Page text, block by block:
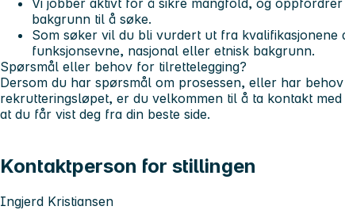
Vi jobber aktivt for å sikre mangfold, og
bakgrunn til å søke.
Som søker vil du bli vurdert ut fra kvalifikasjonene
funksjonsevne, nasjonal eller etnisk bakgrunn.
Spørsmål eller behov for tilrettelegging?
Dersom du har spørsmål om prosessen, eller har
rekrutteringsløpet, er du velkommen til å ta kontakt
at du får vist deg fra din beste side.
Kontaktperson for stillingen
Ingjerd Kristiansen